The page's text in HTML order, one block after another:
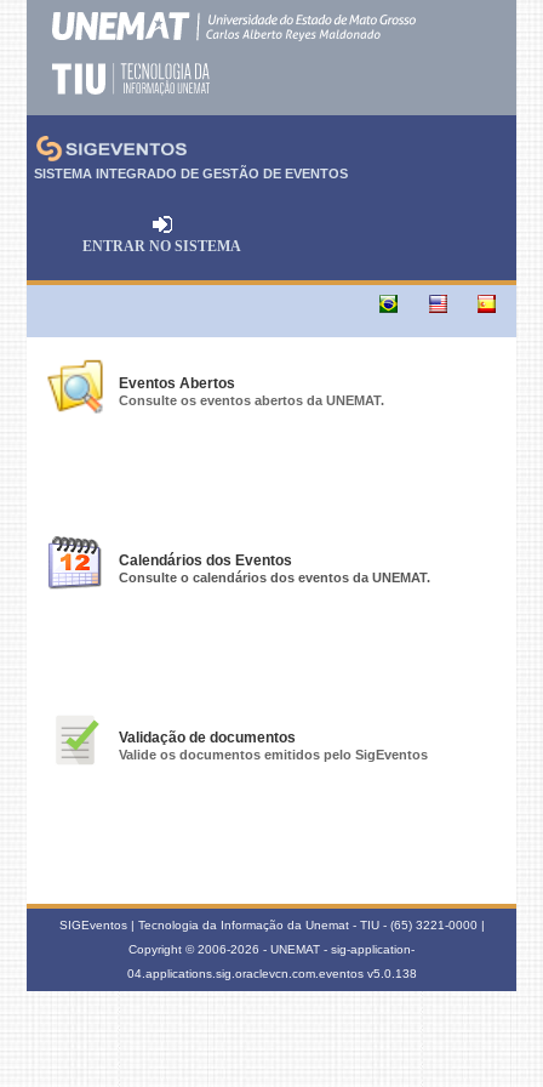
SISTEMA INTEGRADO DE GESTÃO DE EVENTOS
ENTRAR NO SISTEMA
Eventos Abertos
Consulte os eventos abertos da UNEMAT.
Calendários dos Eventos
Consulte o calendários dos eventos da UNEMAT.
Validação de documentos
Valide os documentos emitidos pelo SigEventos
SIGEventos | Tecnologia da Informação da Unemat - TIU - (65) 3221-0000 |
Copyright © 2006-2026 - UNEMAT - sig-application-
04.applications.sig.oraclevcn.com.eventos v5.0.138